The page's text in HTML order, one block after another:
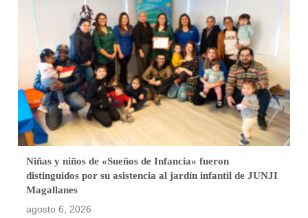
Niñas y niños de «Sueños de Infancia» fueron
distinguidos por su asistencia al jardín infantil de JUNJI
Magallanes
agosto 6, 2026